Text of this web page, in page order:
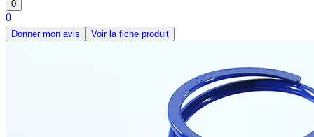
0
0
Donner mon avis Voir la fiche produit